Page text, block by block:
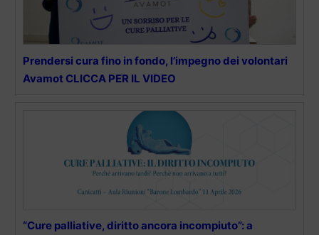
Prendersi cura fino in fondo, l’impegno dei volontari
Avamot CLICCA PER IL VIDEO
“Cure palliative, diritto ancora incompiuto”: a